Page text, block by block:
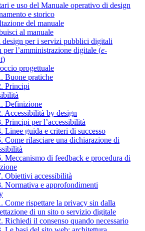
e uso del Manuale operativo di design
e storico
del manuale
al manuale
design per i servizi pubblici digitali
per l’amministrazione digitale (e-
)
progettuale
Buone pratiche
Principi
Definizione
Accessibilità by design
Principi per l’accessibilità
Linee guida e criteri di successo
Come rilasciare una dichiarazione di
Meccanismo di feedback e procedura di
Obiettivi accessibilità
Normativa e approfondimenti
Come rispettare la privacy sin dalla
di un sito o servizio digitale
Richiedi il consenso quando necessario